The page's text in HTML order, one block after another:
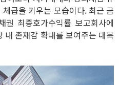
급을 키우는 모습이다. 최근 금
권 최종호가수익률 보고회사에
내 존재감 확대를 보여주는 대목